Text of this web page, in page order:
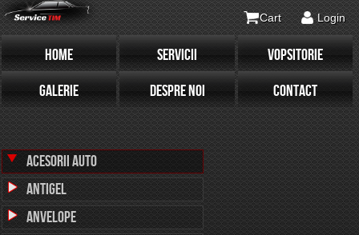
Cart Login
HOME SERVICII
VOPSITORIE
GALERIE
DESPRE NOI CONTACT
Acesorii Auto
Antigel
Anvelope